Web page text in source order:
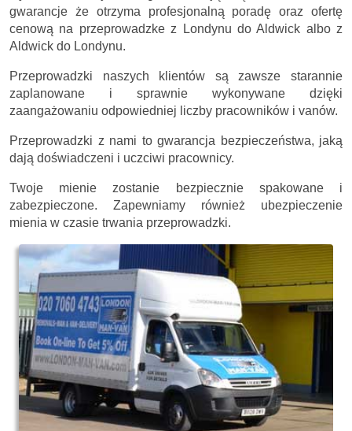
gwarancje że otrzyma profesjonalną poradę oraz ofertę
cenową na przeprowadzke z Londynu do Aldwick albo z
Aldwick do Londynu.
Przeprowadzki naszych klientów są zawsze starannie
zaplanowane i sprawnie wykonywane dzięki
zaangażowaniu odpowiedniej liczby pracowników i vanów.
Przeprowadzki z nami to gwarancja bezpieczeństwa, jaką
dają doświadczeni i uczciwi pracownicy.
Twoje mienie zostanie bezpiecznie spakowane i
zabezpieczone. Zapewniamy również ubezpieczenie
mienia w czasie trwania przeprowadzki.